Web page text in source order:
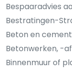
Bespaaradvies
Bestratingen-
Beton en
Betonwerken, -
Binnenmuur of